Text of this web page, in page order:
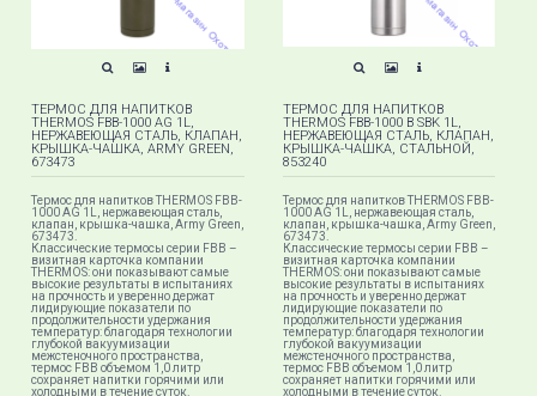
ТЕРМОС ДЛЯ НАПИТКОВ
THERMOS FBB-1000 AG 1L,
НЕРЖАВЕЮЩАЯ СТАЛЬ, КЛАПАН,
КРЫШКА-ЧАШКА, ARMY GREEN,
673473
Термос для напитков THERMOS FBB-
1000 AG 1L, нержавеющая сталь,
клапан, крышка-чашка, Army Green,
673473.
Классические термосы серии FBB –
визитная карточка компании
THERMOS: они показывают самые
высокие результаты в испытаниях
на прочность и уверенно держат
лидирующие показатели по
продолжительности удержания
температур: благодаря технологии
глубокой вакуумизации
межстеночного пространства,
термос FBB объемом 1,0 литр
сохраняет напитки горячими или
холодными в течение суток.
ТЕРМОС ДЛЯ НАПИТКОВ
THERMOS FBB-1000 B SBK 1L,
НЕРЖАВЕЮЩАЯ СТАЛЬ, КЛАПАН,
КРЫШКА-ЧАШКА, СТАЛЬНОЙ,
853240
Термос для напитков THERMOS FBB-
1000 AG 1L, нержавеющая сталь,
клапан, крышка-чашка, Army Green,
673473.
Классические термосы серии FBB –
визитная карточка компании
THERMOS: они показывают самые
высокие результаты в испытаниях
на прочность и уверенно держат
лидирующие показатели по
продолжительности удержания
температур: благодаря технологии
глубокой вакуумизации
межстеночного пространства,
термос FBB объемом 1,0 литр
сохраняет напитки горячими или
холодными в течение суток.